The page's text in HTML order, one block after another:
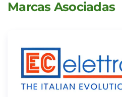
Marcas Asociadas